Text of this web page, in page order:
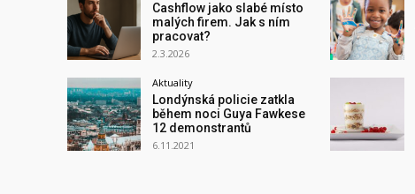
Cashflow jako slabé místo
malých firem. Jak s ním
pracovat?
2.3.2026
Aktuality
Londýnská policie zatkla
během noci Guya Fawkese
12 demonstrantů
6.11.2021